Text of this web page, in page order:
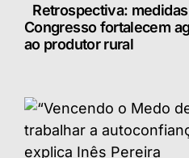
Retrospectiva:
Congresso fortalecem
ao produtor rural